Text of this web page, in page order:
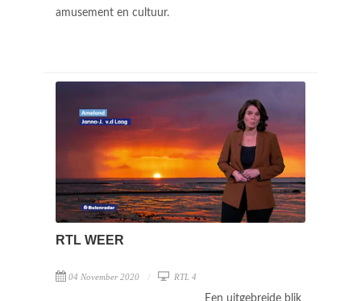
amusement en cultuur.
RTL WEER
04 November 2020 RTL 4
Een uitgebreide blik